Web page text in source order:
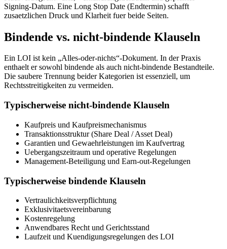
Signing-Datum. Eine Long Stop Date (Endtermin) schafft
zusaetzlichen Druck und Klarheit fuer beide Seiten.
Bindende vs. nicht-bindende Klauseln
Ein LOI ist kein „Alles-oder-nichts“-Dokument. In der Praxis
enthaelt er sowohl bindende als auch nicht-bindende Bestandteile.
Die saubere Trennung beider Kategorien ist essenziell, um
Rechtsstreitigkeiten zu vermeiden.
Typischerweise nicht-bindende Klauseln
Kaufpreis und Kaufpreismechanismus
Transaktionsstruktur (Share Deal / Asset Deal)
Garantien und Gewaehrleistungen im Kaufvertrag
Uebergangszeitraum und operative Regelungen
Management-Beteiligung und Earn-out-Regelungen
Typischerweise bindende Klauseln
Vertraulichkeitsverpflichtung
Exklusivitaetsvereinbarung
Kostenregelung
Anwendbares Recht und Gerichtsstand
Laufzeit und Kuendigungsregelungen des LOI